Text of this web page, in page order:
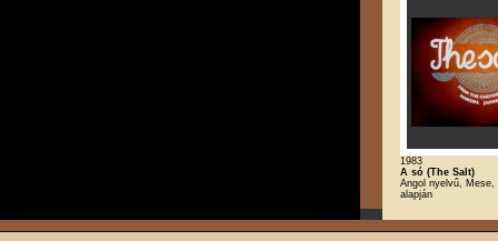
1983
A só (The Salt)
Angol nyelvű, Mese,
alapján